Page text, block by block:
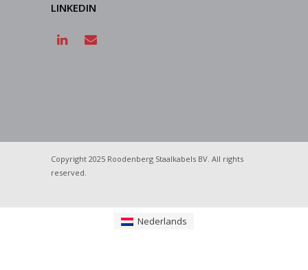
LINKEDIN
Copyright 2025 Roodenberg Staalkabels BV. All rights
reserved.
Nederlands